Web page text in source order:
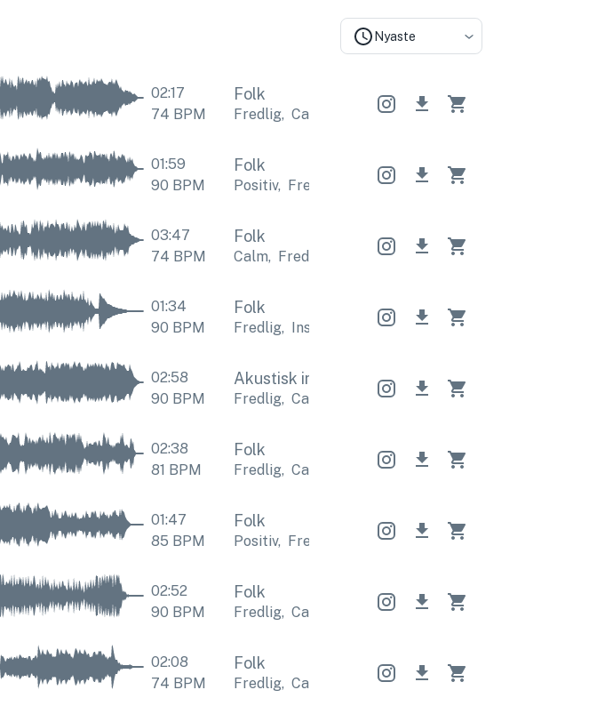
Nyaste
02:17
74 BPM
Folk
Fredlig, Calm Fredlig, Calm Fredlig
01:59
90 BPM
Folk
Positiv, Fredlig Positiv, Fredlig Positiv
03:47
74 BPM
Folk
Calm, Fredlig Fredlig Calm
01:34
90 BPM
Folk
Fredlig, Inspirerande Fredlig Inspirerande
02:58
90 BPM
Akustisk indie Akustisk indie Akustisk indie
Fredlig, Calm Fredlig, Calm Fredlig
02:38
81 BPM
Folk
Fredlig, Calm Fredlig, Calm Fredlig
01:47
85 BPM
Folk
Positiv, Fredlig Positiv, Fredlig Positiv
02:52
90 BPM
Folk
Fredlig, Calm Fredlig, Calm Fredlig
02:08
74 BPM
Folk
Fredlig, Calm Fredlig, Calm Fredlig